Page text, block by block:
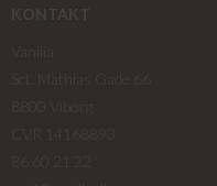
KONTAKT